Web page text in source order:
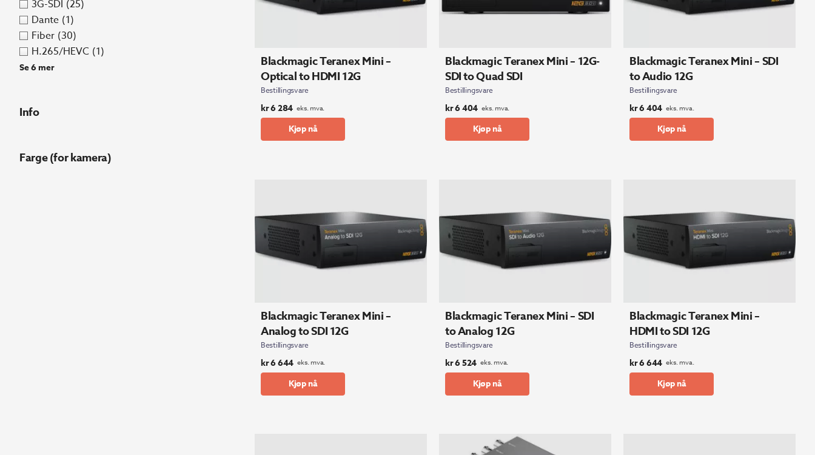
Blackmagic Teranex Mini –
Optical to HDMI 12G
Bestillingsvare
kr6 284 eks. mva.
Kjøp nå
Blackmagic Teranex Mini – 12G-
SDI to Quad SDI
Bestillingsvare
kr6 404 eks. mva.
Kjøp nå
Blackmagic Teranex Mini – SDI
to Audio 12G
Bestillingsvare
kr6 404 eks. mva.
Kjøp nå
Blackmagic Teranex Mini –
Analog to SDI 12G
Bestillingsvare
kr6 644 eks. mva.
Kjøp nå
Blackmagic Teranex Mini – SDI
to Analog 12G
Bestillingsvare
kr6 524 eks. mva.
Kjøp nå
Blackmagic Teranex Mini –
HDMI to SDI 12G
Bestillingsvare
kr6 644 eks. mva.
Kjøp nå
3G-SDI (25)
Dante (1)
Fiber (30)
H.265/HEVC (1)
Se 6 mer
Info
Farge (for kamera)